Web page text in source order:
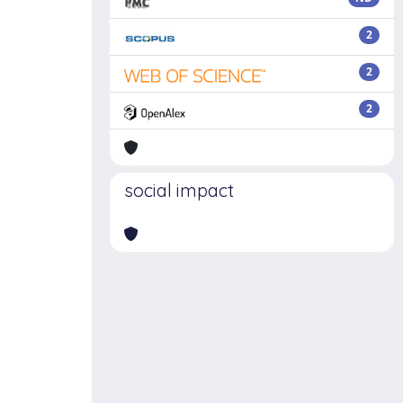
2
2
2
social impact